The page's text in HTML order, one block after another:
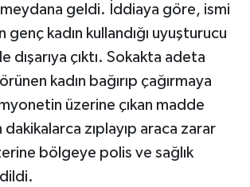
meydana geldi. İddiaya göre, ismi
kadın kullandığı uyuşturucu
dışarıya çıktı. Sokakta adeta
kadın bağırıp çağırmaya
üzerine çıkan madde
dakikalarca zıplayıp araca zarar
bölgeye polis ve sağlık